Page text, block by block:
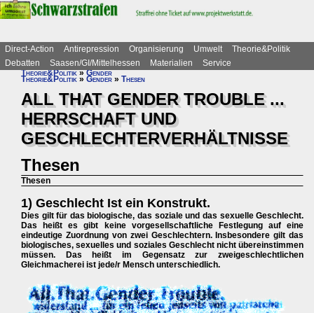
Direct-Action Antirepression Organisierung Umwelt
Theorie&Politik
Debatten
Saasen/GI/Mittelhessen Materialien
Service
Theorie&Politik»Gender
Theorie&Politik » Gender » Thesen
ALL THAT GENDER TROUBLE ...
HERRSCHAFT UND
GESCHLECHTERVERHÄLTNISSE
Thesen
Thesen
1) Geschlecht Ist ein Konstrukt.
Dies gilt für das biologische, das soziale und das sexuelle Geschlecht.
Das heißt es gibt keine vorgesellschaftliche Festlegung auf eine
eindeutige Zuordnung von zwei Geschlechtern. Insbesondere gilt das
biologisches, sexuelles und soziales Geschlecht nicht übereinstimmen
müssen. Das heißt im Gegensatz zur zweigeschlechtlichen
Gleichmacherei ist jede/r Mensch unterschiedlich.